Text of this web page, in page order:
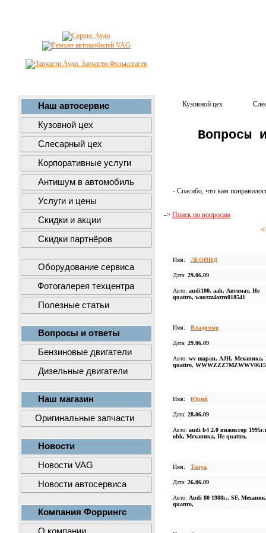
Наш автосервис
Кузовной цех
Слесарный цех
Корпоративные услуги
Антишум в автомобиль
Услуги и цены
Скидки и акции
Скидки партнёров
Оборудование сервиса
Фотогалерея техцентра
Полезные статьи
Вопросы и ответы
Бензиновые двигатели
Дизельные двигатели
Наш магазин
Оригинальные запчасти
Новости
Новости VAG
Новости автосервиса
Компания Форрингс
Кузовной цех
Вопросы
- Спасибо, что вам
-> Поиск по вопросам
Имя: ЛЕОНИД
Дата: 29.06.09
Авто: audi100, aah, Автомат, Не
quattro, wauzzz4azrn018541
Имя: Владимир
Дата: 29.06.09
Авто: wv шаран, AJH, Механика,
quattro,
Имя: Юрий
Дата: 28.06.09
Авто: audi b4 2,0 инжектор
obk, Механика, Не quattro,
Имя: Tanya
Дата: 26.06.09
Авто: Audi 80 1988г., SF,
quattro,